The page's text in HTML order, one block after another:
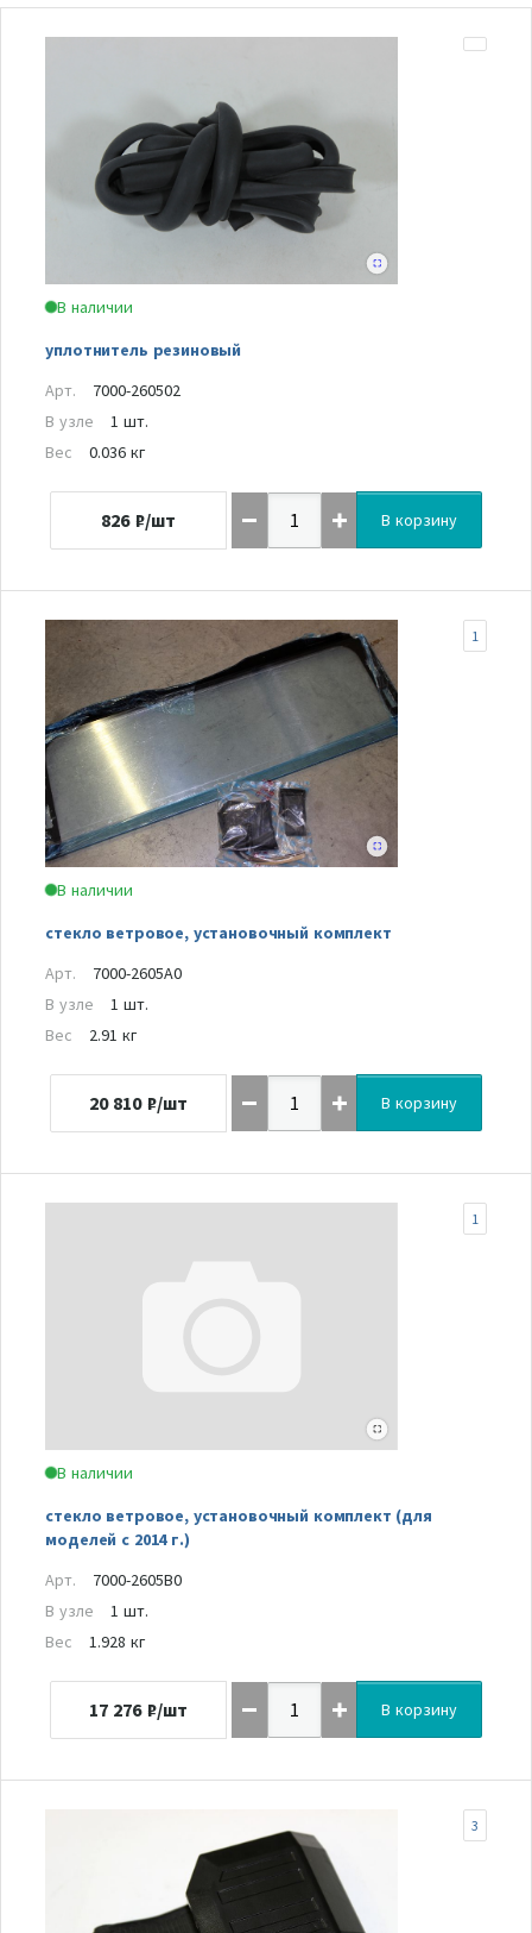
В наличии
уплотнитель резиновый
Арт.
7000-260502
В узле
1 шт.
Вес
0.036 кг
826 ₽/шт В корзину
В наличии
стекло ветровое, установочный комплект
1
Арт.
7000-2605A0
В узле
1 шт.
Вес
2.91 кг
20 810 ₽/шт В корзину
В наличии
стекло ветровое, установочный комплект (для
моделей с 2014 г.)
1
Арт.
7000-2605B0
В узле
1 шт.
Вес
1.928 кг
17 276 ₽/шт В корзину
3